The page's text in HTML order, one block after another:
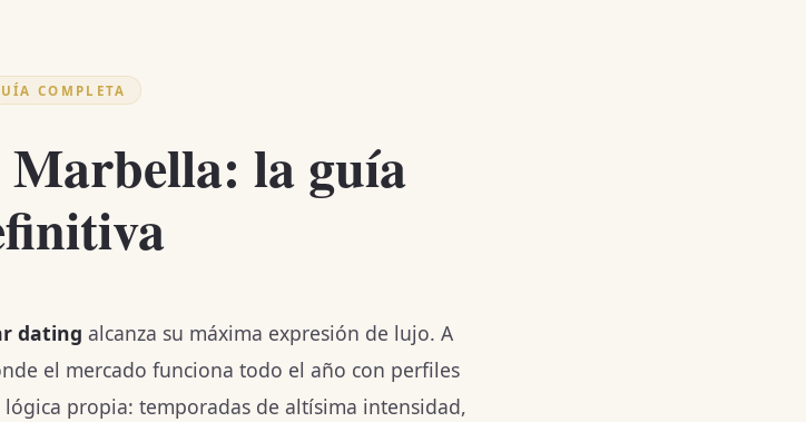
COMPLETA
Marbella: la guía
dating alcanza su máxima expresión de lujo. A
el mercado funciona todo el año con perfiles
propia: temporadas de altísima intensidad,